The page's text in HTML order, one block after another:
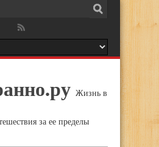
Жизнь в
за ее пределы